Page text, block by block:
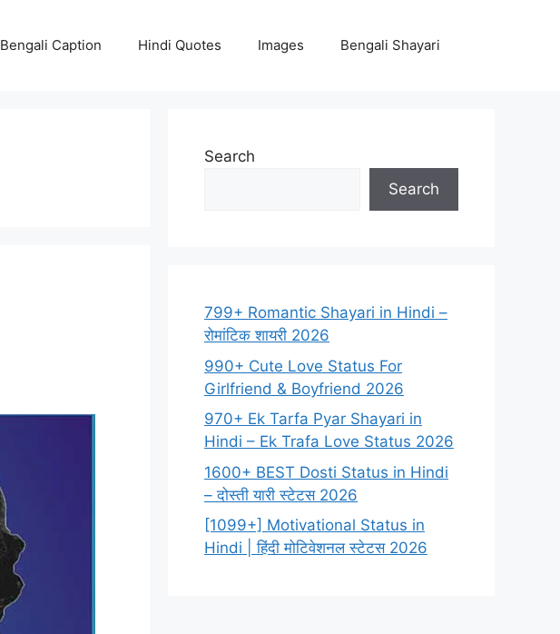
Bengali Caption Hindi Quotes Images Bengali Shayari
Search
Search
799+ Romantic Shayari in Hindi –
रोमांटिक शायरी 2026
990+ Cute Love Status For
Girlfriend & Boyfriend 2026
970+ Ek Tarfa Pyar Shayari in
Hindi – Ek Trafa Love Status 2026
1600+ BEST Dosti Status in Hindi
– दोस्ती यारी स्टेटस 2026
[1099+] Motivational Status in
Hindi | हिंदी मोटिवेशनल स्टेटस 2026